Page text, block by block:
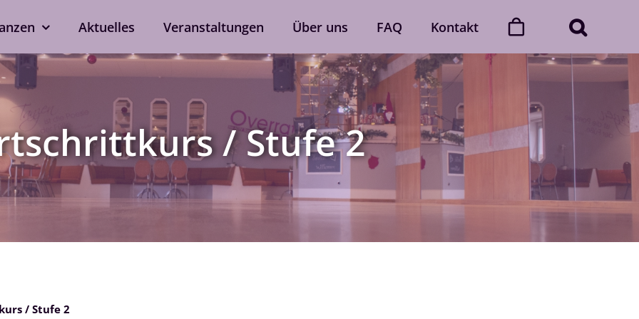
Tanzen ohne Partner
Line Dance
Single-Anmeldung
Privatstunden
Nach Verfügbarkeit auch gerne
bei eurem Wunschtrainer. Auch
Dance with friends
Der „Dance with friends“-Club
Mehr erfahren
Gutscheine
Momente voller Rhythmus und
Aktuelles Veranstaltungen Über uns FAQ Kontakt
/ Stufe 2
/ Stufe 2